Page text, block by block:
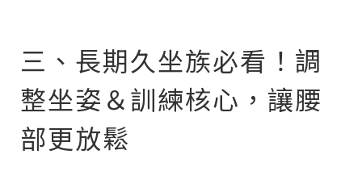
三、長期久坐族必看！調
整坐姿＆訓練核心，讓腰
部更放鬆